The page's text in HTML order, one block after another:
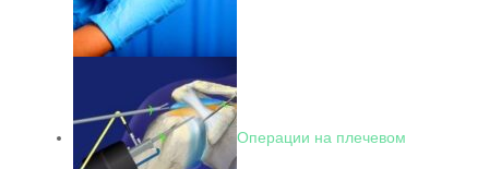
Операции на плечевом